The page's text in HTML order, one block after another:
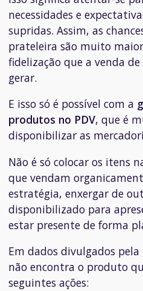
necessidades e
supridas. Assim, as
prateleira são muito
fidelização que a venda
gerar.
E isso só é possível com a
produtos no PDV, que é
disponibilizar as
Não é só colocar os itens
que vendam
estratégia, enxergar de
disponibilizado para
estar presente de forma
Em dados divulgados pela
não encontra o produto
seguintes ações: